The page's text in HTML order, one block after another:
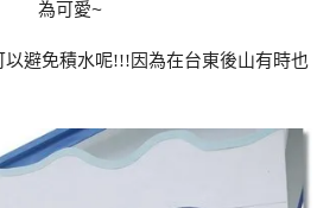
為可愛~
以避免積水呢!!!因為在台東後山有時也